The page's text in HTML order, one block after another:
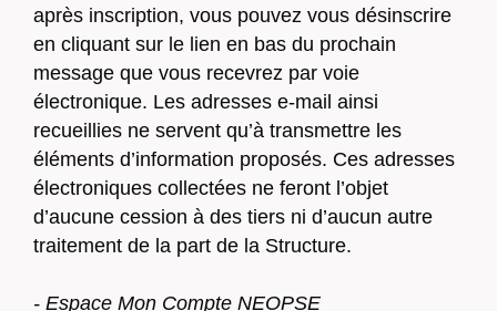
après inscription, vous pouvez vous désinscrire
en cliquant sur le lien en bas du prochain
message que vous recevrez par voie
électronique. Les adresses e-mail ainsi
recueillies ne servent qu’à transmettre les
éléments d’information proposés. Ces adresses
électroniques collectées ne feront l’objet
d’aucune cession à des tiers ni d’aucun autre
traitement de la part de la Structure.
- Espace Mon Compte NEOPSE